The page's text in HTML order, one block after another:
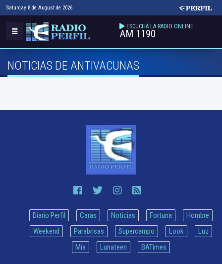
Saturday 8 de August de 2026
ESCUCHÁ LA RADIO ONLINE
AM 1190
NOTICIAS DE ANTIVACUNAS
Diario Perfil Caras Noticias Fortuna
Hombre
Weekend
Parabrisas Supercampo Look
Luz
Mía
Lunateen BATimes